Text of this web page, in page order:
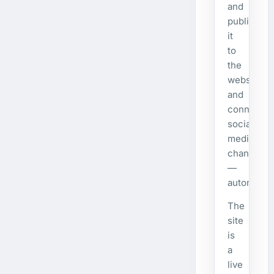
and
publishes
it
to
the
website
and
connected
social
media
channels
—
The
site
is
a
live